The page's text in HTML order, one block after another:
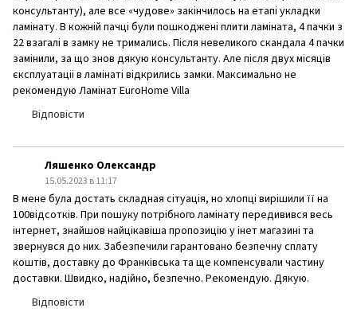
консультанту), але все «чудове» закінчилось на етапі укладки
ламінату. В кожній пачці були пошкоджені плити ламіната, 4 пачки з
22 взагалі в замку не тримались. Після невеликого скандала 4 пачки
замінили, за що знов дякую консультанту. Але після двух місяців
єксплуатаціі в ламінаті відкрились замки. Максимально не
рекомендую Ламінат EuroHome Villa
Відповісти
Ляшенко Олександр
15.05.2023 в 11:17
В мене була достать складная сітуація, но хлопці вирішили її на
100відсотків. При пошуку потрібного ламінату передивився весь
інтернет, знайшов найцікавіша пропозицію у інет магазині та
звернувся до них. Забезпечили гарантовано безпечну сплату
коштів, доставку до Франківська та ще компенсували частину
доставки. Швидко, надійно, безпечно. Рекомендую. Дякую.
Відповісти